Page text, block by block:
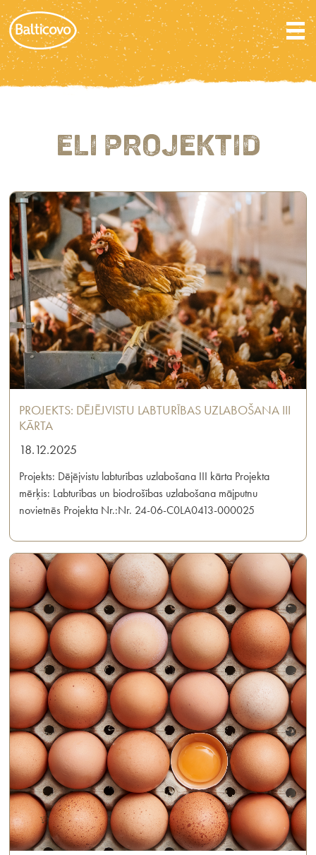
ELI PROJEKTID
PROJEKTS: DĒJĒJVISTU LABTURĪBAS UZLABOŠANA III
KĀRTA
18.12.2025
Projekts: Dējējvistu labturības uzlabošana III kārta Projekta
mērķis: Labturības un biodrošības uzlabošana mājputnu
novietnēs Projekta Nr.:Nr. 24-06-C0LA0413-000025